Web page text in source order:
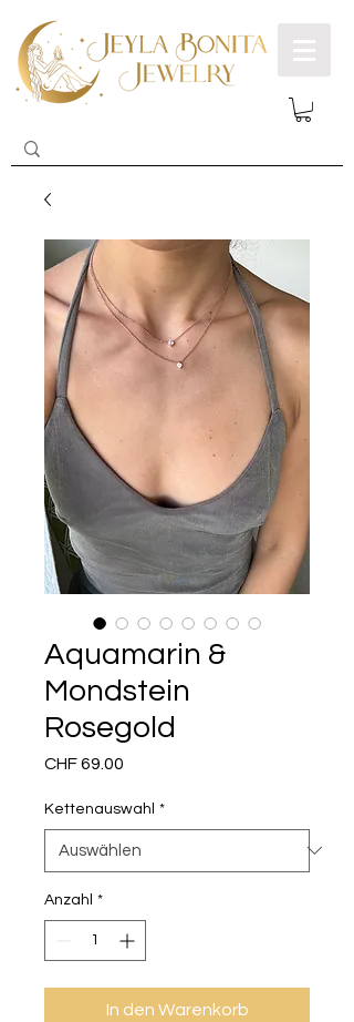
Aquamarin &
Mondstein
Rosegold
CHF 69.00
Kettenauswahl *
Anzahl *
In den Warenkorb